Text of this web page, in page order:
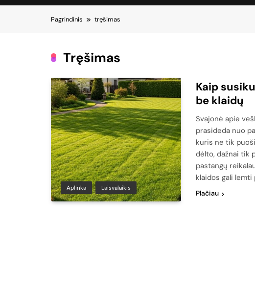
Pagrindinis tręšimas
Tręšimas
Aplinka Laisvalaikis
Kaip
be klaidų
Svajonė apie
prasideda nuo
kuris ne tik
dėlto, dažnai tik
pastangų
klaidos gali
Plačiau